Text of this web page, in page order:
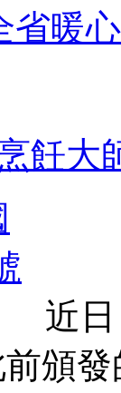
省暖
飪大
近
頒發